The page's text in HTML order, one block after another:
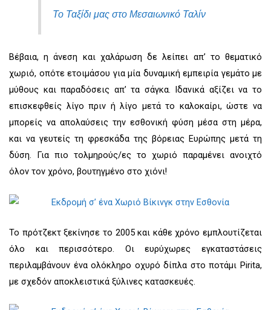
Το Ταξίδι μας στο Μεσαιωνικό Ταλίν
Βέβαια, η άνεση και χαλάρωση δε λείπει απ’ το θεματικό
χωριό, οπότε ετοιμάσου για μία δυναμική εμπειρία γεμάτο με
μύθους και παραδόσεις απ’ τα σάγκα. Ιδανικά αξίζει να το
επισκεφθείς λίγο πριν ή λίγο μετά το καλοκαίρι, ώστε να
μπορείς να απολαύσεις την εσθονική φύση μέσα στη μέρα,
και να γευτείς τη φρεσκάδα της βόρειας Ευρώπης μετά τη
δύση. Για πιο τολμηρούς/ες το χωριό παραμένει ανοιχτό
όλον τον χρόνο, βουτηγμένο στο χιόνι!
Το πρότζεκτ ξεκίνησε το 2005 και κάθε χρόνο εμπλουτίζεται
όλο και περισσότερο. Οι ευρύχωρες εγκαταστάσεις
περιλαμβάνουν ένα ολόκληρο οχυρό δίπλα στο ποτάμι Pirita,
με σχεδόν αποκλειστικά ξύλινες κατασκευές.